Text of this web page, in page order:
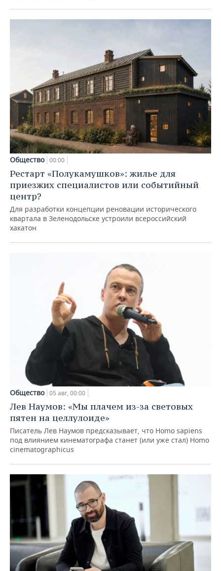
Общество 00:00
Рестарт «Полукамушков»: жилье для
приезжих специалистов или событийный
центр?
Для разработки концепции реновации исторического
квартала в Зеленодольске устроили всероссийский
хакатон
Общество 05 авг, 00:00
Лев Наумов: «Мы плачем из-за световых
пятен на целлулоиде»
Писатель Лев Наумов предсказывает, что Homo sapiens
под влиянием кинематографа станет (или уже стал) Homo
cinematographicus